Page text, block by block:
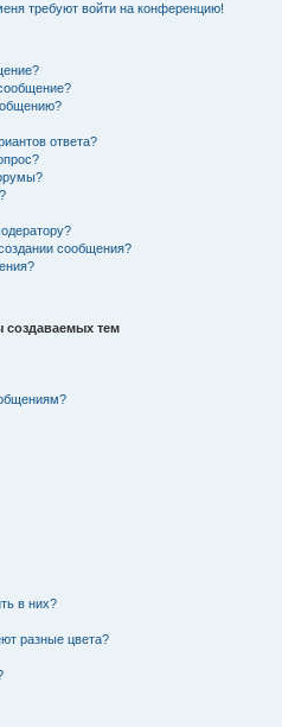
требуют войти на конференцию!
ответа?
сообщения?
тем
в них?
разные цвета?